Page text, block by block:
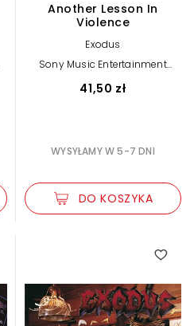
Another Lesson In
Violence
Exodus
Sony Music Entertainment
41,50 zł
WYSYŁAMY W 5-7 DNI
DO KOSZYKA